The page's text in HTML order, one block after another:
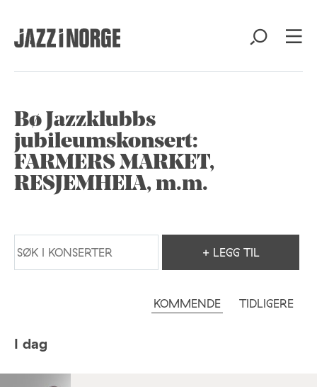
Bø Jazzklubbs
jubileumskonsert:
FARMERS MARKET,
RESJEMHEIA, m.m.
+ LEGG TIL
KOMMENDE TIDLIGERE
I dag